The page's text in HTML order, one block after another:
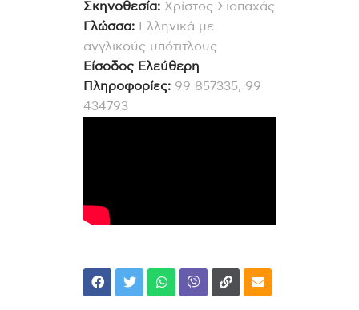
Σκηνοθεσία: Χρίστος Σιοπαχάς
Γλώσσα: Ελληνικά με
αγγλικούς υπότιτλους
Είσοδος Ελεύθερη
Πληροφορίες: 99 857335, 99
434793